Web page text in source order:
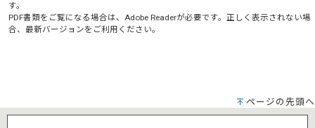
す。
PDF書類をご覧になる場合は、Adobe Readerが必要です。正しく表示されない場
合、最新バージョンをご利用ください。
ページの先頭へ